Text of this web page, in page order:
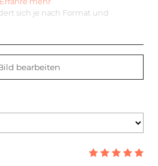
sich je nach Format und
bearbeiten